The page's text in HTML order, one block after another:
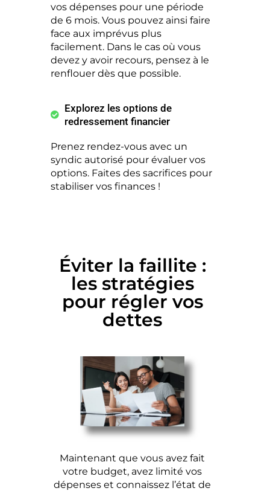
vos dépenses pour une période
de 6 mois. Vous pouvez ainsi faire
face aux imprévus plus
facilement. Dans le cas où vous
devez y avoir recours, pensez à le
renflouer dès que possible.
Explorez les options de
redressement financier
Prenez rendez-vous avec un
syndic autorisé pour évaluer vos
options. Faites des sacrifices pour
stabiliser vos finances !
Éviter la faillite :
les stratégies
pour régler vos
dettes
Maintenant que vous avez fait
votre budget, avez limité vos
dépenses et connaissez l’état de